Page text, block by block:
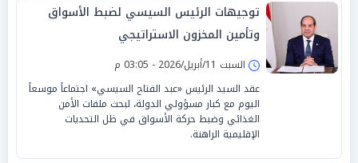
توجيهات الرئيس السيسي لضبط الأسواق
وتأمين المخزون الاستراتيجي
السبت 11/أبريل/2026 - 03:05 م
عقد السيد الرئيس «عبد الفتاح السيسي» اجتماعاً موسعاً
اليوم مع كبار مسؤولي الدولة، لبحث ملفات الأمن
الغذائي وضبط حركة الأسواق في ظل التحديات
الإقليمية الراهنة.